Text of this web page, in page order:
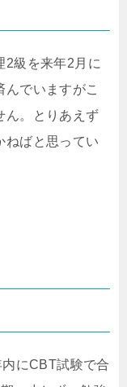
2級を来年2月に
でいますがこ
ん。とりあえず
ねばと思ってい
にCBT試験で合